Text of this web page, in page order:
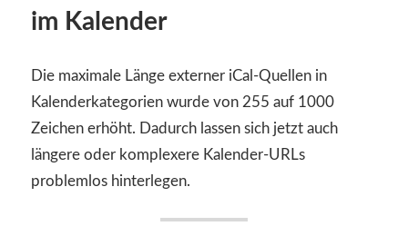
im Kalender
Die maximale Länge externer iCal-Quellen in
Kalenderkategorien wurde von 255 auf 1000
Zeichen erhöht. Dadurch lassen sich jetzt auch
längere oder komplexere Kalender-URLs
problemlos hinterlegen.